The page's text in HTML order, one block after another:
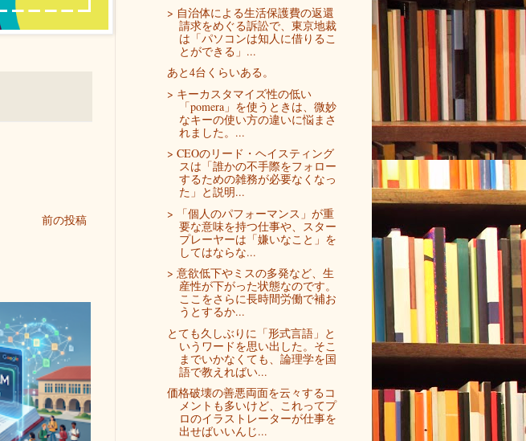
前の投稿
> 自治体による生活保護費の返還
請求をめぐる訴訟で、東京地裁
は「パソコンは知人に借りるこ
とができる」...
あと4台くらいある。
> キーカスタマイズ性の低い
「pomera」を使うときは、微妙
なキーの使い方の違いに悩まさ
れました。...
> CEOのリード・ヘイスティング
スは「誰かの不手際をフォロー
するための雑務が必要なくなっ
た」と説明...
> 「個人のパフォーマンス」が重
要な意味を持つ仕事や、スター
プレーヤーは「嫌いなこと」を
してはならな...
> 意欲低下やミスの多発など、生
産性が下がった状態なのです。
ここをさらに長時間労働で補お
うとするか...
とても久しぶりに「形式言語」と
いうワードを思い出した。そこ
までいかなくても、論理学を国
語で教えればい...
価格破壊の善悪両面を云々するコ
メントも多いけど、これってプ
ロのイラストレーターが仕事を
出せばいいんじ...